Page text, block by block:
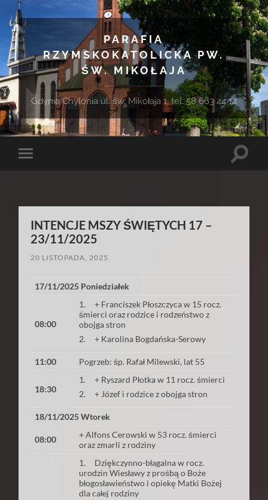
PARAFIA
RZYMSKOKATOLICKA PW.
ŚW. MIKOŁAJA
Gdynia Chylonia ul. św. Mikołaja 1, tel. 58 663 44 14
Toggle
Toggle
INTENCJE MSZY ŚWIĘTYCH 17 –
23/11/2025
20 LISTOPADA, 2025
17/11/2025 Poniedziałek
08:00
1. + Franciszek Płoszczyca w 15 rocz.
śmierci oraz rodzice i rodzeństwo z
obojga stron
2. + Karolina Bogdańska-Serowy
11:00 Pogrzeb: śp. Rafał Milewski, lat 55
18:30
1. + Ryszard Płotka w 11 rocz. śmierci
2. + Józef i rodzice z obojga stron
18/11/2025 Wtorek
08:00
+ Alfons Cerowski w 53 rocz. śmierci
oraz zmarli z rodziny
1. Dziękczynno-błagalna w rocz.
urodzin Wiesławy z prośbą o Boże
błogosławieństwo i opiekę Matki Bożej
dla całej rodziny